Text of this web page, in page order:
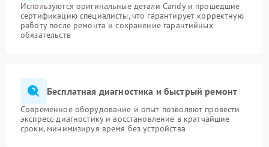
Используются оригинальные детали Candy и прошедшие
сертификацию специалисты, что гарантирует корректную
работу после ремонта и сохранение гарантийных
обязательств
Бесплатная диагностика и быстрый ремонт
Современное оборудование и опыт позволяют провести
экспресс-диагностику и восстановление в кратчайшие
сроки, минимизируя время без устройства